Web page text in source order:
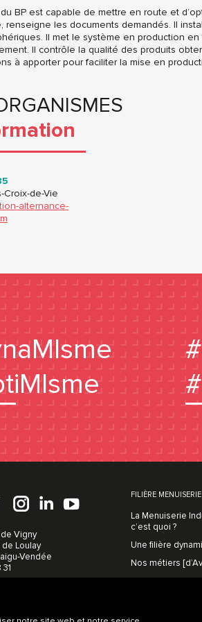
BP est capable de mettre en route et
renseigne les documents demandés. Il
Il met le système en production
Il contrôle la qualité des produits
à apporter pour faciliter la mise en
Croix-de-Vie
alternance-
Facebook
instagram
LinkedInYouTube
de Vigny
Loulay
Vendée
FILIÈRE
La Menuiserie
c’est quoi ?
Une filière
Nos métiers